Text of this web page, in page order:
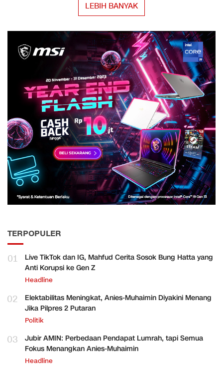
LEBIH BANYAK
TERPOPULER
01
Live TikTok dan IG, Mahfud Cerita Sosok Bung Hatta yang
Anti Korupsi ke Gen Z
Headline
02
Elektabilitas Meningkat, Anies-Muhaimin Diyakini Menang
Jika Pilpres 2 Putaran
Politik
03
Jubir AMIN: Perbedaan Pendapat Lumrah, tapi Semua
Fokus Menangkan Anies-Muhaimin
Headline